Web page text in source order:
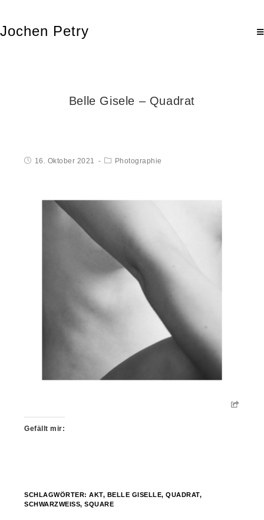
Jochen Petry
Belle Gisele – Quadrat
16. Oktober 2021 Photographie
Gefällt mir:
SCHLAGWÖRTER:AKT, BELLE GISELLE,QUADRAT,
SCHWARZWEISS
,SQUARE